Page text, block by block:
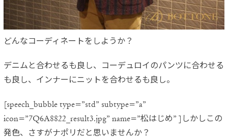
どんなコーディネートをしようか？
デニムと合わせるも良し、コーデュロイのパンツに合わせる
も良し、インナーにニットを合わせるも良し。
[speech_bubble type=”std” subtype=”a”
icon=”7Q6A8822_result3.jpg” name=”松はじめ” ]しかしこの
発色、さすがナポリだと思いませんか？